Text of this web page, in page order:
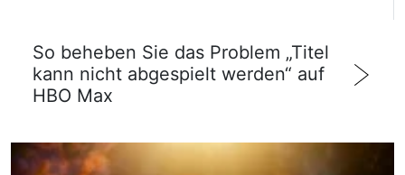
So beheben Sie das Problem „Titel
kann nicht abgespielt werden“ auf
HBO Max